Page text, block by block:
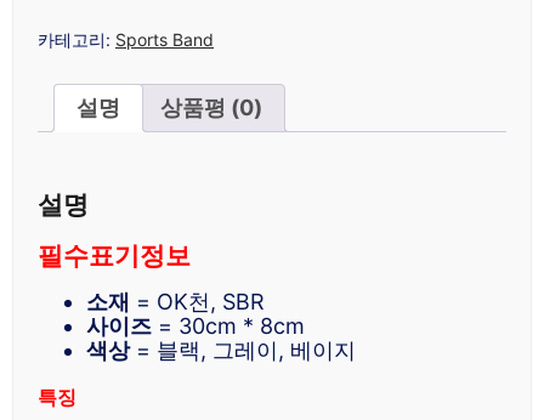
카테고리: Sports Band
설명 상품평 (0)
설명
필수표기정보
소재 = OK천, SBR
사이즈 = 30cm * 8cm
색상= 블랙, 그레이, 베이지
특징